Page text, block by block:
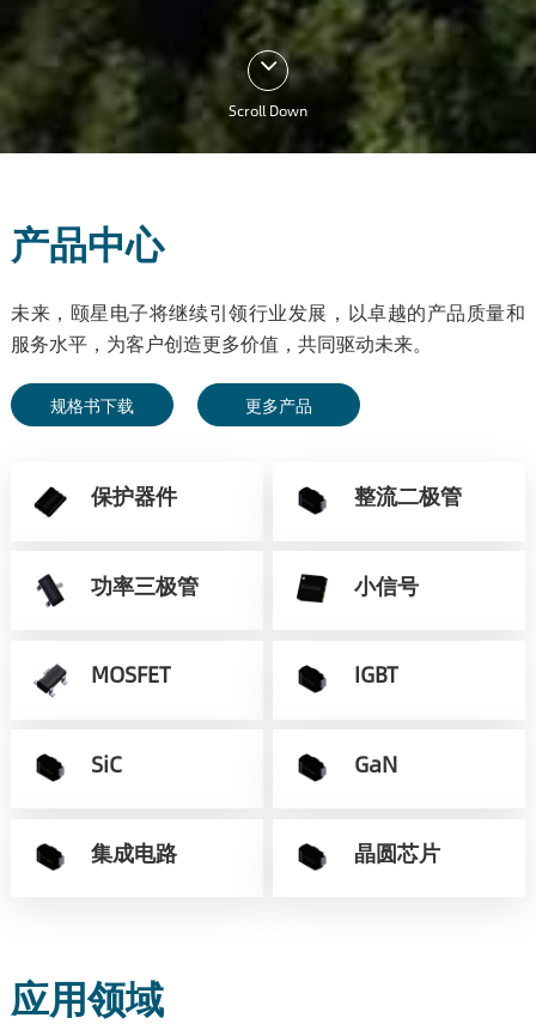
Scroll Down
产品中心
未来，颐星电子将继续引领行业发展，以卓越的产品质量和
服务水平，为客户创造更多价值，共同驱动未来。
规格书下载 更多产品
保护器件 整流二极管
功率三极管 小信号
MOSFET IGBT
SiC GaN
集成电路 晶圆芯片
应用领域